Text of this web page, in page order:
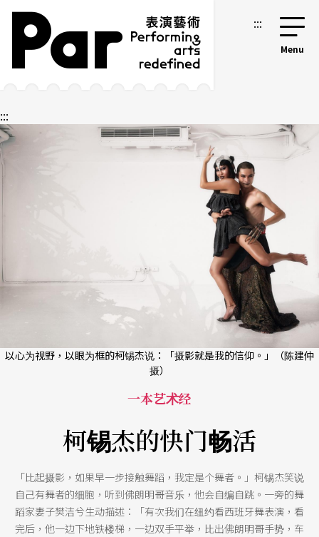
跳到主要内容区块
网站导览 :::
:::
以心为视野，以眼为框的柯锡杰说：「摄影就是我的信仰。」（陈建仲
摄）
一本艺术经
柯锡杰的快门畅活
「比起摄影，如果早一步接触舞蹈，我定是个舞者。」柯锡杰笑说
自己有舞者的细胞，听到佛朗明哥音乐，他会自编自跳。一旁的舞
蹈家妻子樊洁兮生动描述：「有次我们在纽约看西班牙舞表演，看
完后，他一边下地铁楼梯，一边双手平举，比出佛朗明哥手势，车